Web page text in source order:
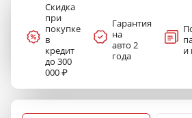
Скидка
при
покупке
в
кредит
до 300
000 ₽
Гарантия
на
авто 2
года
и